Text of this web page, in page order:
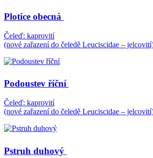
Plotice obecná
Čeleď: kaprovití
(nové zařazení do čeledě Leuciscidae –
Podoustev říční
Čeleď: kaprovití
(nové zařazení do čeledě Leuciscidae –
Pstruh duhový